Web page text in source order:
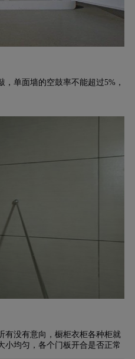
单面墙的空鼓率不能超过5%，
有没有意向，橱柜衣柜各种柜就
小均匀，各个门板开合是否正常